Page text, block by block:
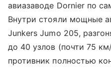
авиазаводе Dornier по
Внутри стояли мощные
Junkers Jumo 205,
до 40 узлов (почти 75
противник полностью